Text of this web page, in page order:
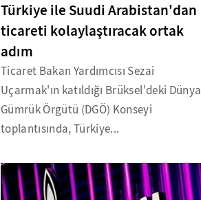
Türkiye ile Suudi Arabistan'dan
ticareti kolaylaştıracak ortak
adım
Ticaret Bakan Yardımcısı Sezai
Uçarmak'ın katıldığı Brüksel'deki Dünya
Gümrük Örgütü (DGÖ) Konseyi
toplantısında, Türkiye...